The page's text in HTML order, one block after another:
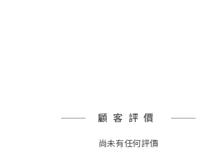
顧客評價
尚未有任何評價